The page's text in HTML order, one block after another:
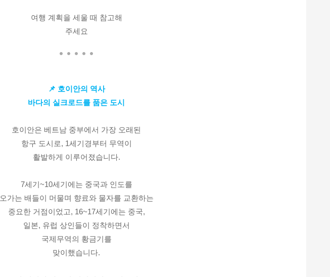
여행 계획을 세울 때 참고해
주세요
📌 호이안의 역사
바다의 실크로드를 품은 도시
호이안은 베트남 중부에서 가장 오래된
항구 도시로, 1세기경부터 무역이
활발하게 이루어졌습니다.
7세기~10세기에는 중국과 인도를
오가는 배들이 머물며 향료와 물자를 교환하는
중요한 거점이었고, 16~17세기에는 중국,
일본, 유럽 상인들이 정착하면서
국제무역의 황금기를
맞이했습니다.